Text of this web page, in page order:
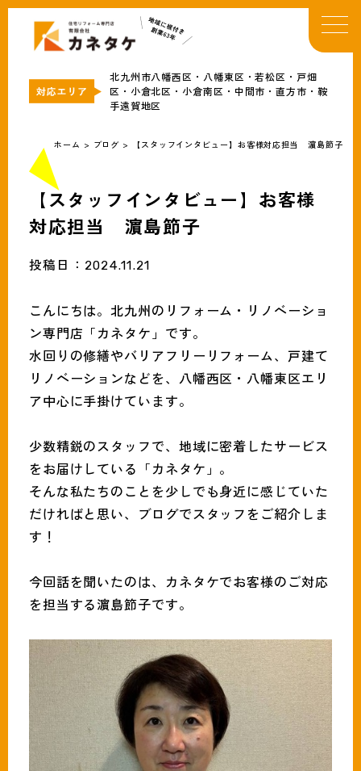
TOP
イベント・お知らせ
カネタケについて
補助金情報
リフォームメニュー
ブログ
会社概要
tel.093-691-1319
営業時間:月〜土（9時〜18時）
北九州市八幡西区・八幡東区・若松区・戸畑
区・小倉北区・小倉南区・中間市・直方市・鞍
手遠賀地区
ホーム > ブログ > 【スタッフインタビュー】お客様対応担当 濵島節子
【スタッフインタビュー】お客様
対応担当 濵島節子
投稿日： 2024.11.21
こんにちは。北九州のリフォーム・リノベーショ
ン専門店「カネタケ」です。
水回りの修繕やバリアフリーリフォーム、戸建て
リノベーションなどを、八幡西区・八幡東区エリ
ア中心に手掛けています。
少数精鋭のスタッフで、地域に密着したサービス
をお届けしている「カネタケ」。
そんな私たちのことを少しでも身近に感じていた
だければと思い、ブログでスタッフをご紹介しま
す！
今回話を聞いたのは、カネタケでお客様のご対応
を担当する濵島節子です。